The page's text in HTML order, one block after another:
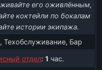
его оживлённым,
коктейли по бокалам
истории экипажа.
Техобслуживание, Бар
отдел: 1 час.